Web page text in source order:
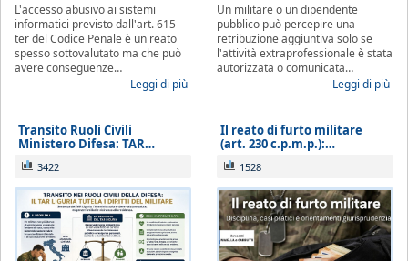
L'accesso abusivo ai sistemi
informatici previsto dall'art. 615-
ter del Codice Penale è un reato
spesso sottovalutato ma che può
avere conseguenze…
Leggi di più
Un militare o un dipendente
pubblico può percepire una
retribuzione aggiuntiva solo se
l'attività extraprofessionale è stata
autorizzata o comunicata…
Leggi di più
Transito Ruoli Civili
Ministero Difesa: TAR…
3422
Il reato di furto militare
(art. 230 c.p.m.p.):…
1528